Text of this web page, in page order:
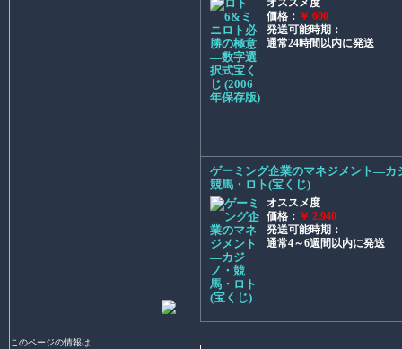
オススメ度
価格： ￥ 600
発送可能時期：
通常24時間以内に発送
ゲーミング企業のマネジメント―カ
競馬・ロト(宝くじ)
オススメ度
価格： ￥ 2,940
発送可能時期：
通常4～6週間以内に発送
このページの情報は